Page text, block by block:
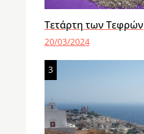
Τετάρτη των Τεφρών
20/03/2024
3